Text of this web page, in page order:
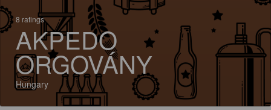
8 ratings
AKPEDO
ORGOVÁNY
Hungary